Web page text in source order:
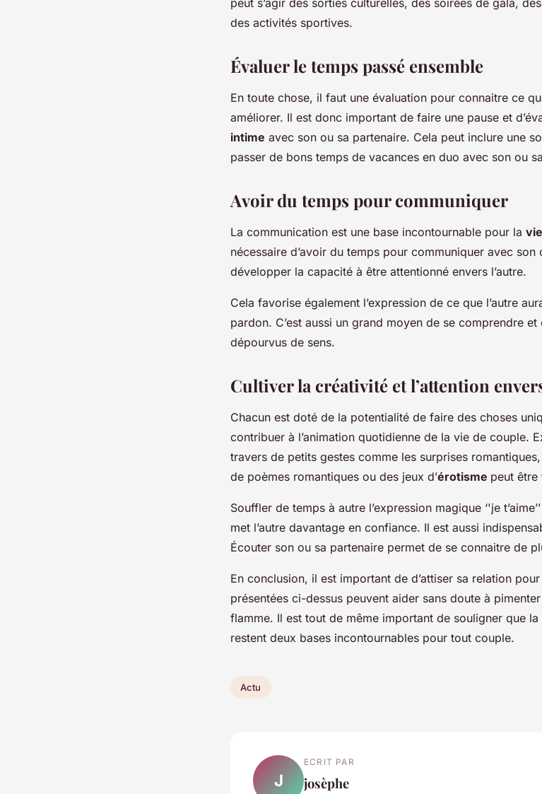
peut s’agir des sorties culturelles, des soirées de gala,
des activités sportives.
Évaluer le temps passé ensemble
En toute chose, il faut une évaluation pour connaitre ce
améliorer. Il est donc important de faire une pause et
intime avec son ou sa partenaire. Cela peut inclure une
passer de bons temps de vacances en duo avec son ou
Avoir du temps pour communiquer
La communication est une base incontournable pour la
nécessaire d’avoir du temps pour communiquer avec
développer la capacité à être attentionné envers l’autre.
Cela favorise également l’expression de ce que l’autre
pardon. C’est aussi un grand moyen de se comprendre
dépourvus de sens.
Cultiver la créativité et l’attention
Chacun est doté de la potentialité de faire des choses
contribuer à l’animation quotidienne de la vie de couple.
travers de petits gestes comme les surprises
de poèmes romantiques ou des jeux d’érotisme peut être
Souffler de temps à autre l’expression magique ‘'je
met l’autre davantage en confiance. Il est aussi
Écouter son ou sa partenaire permet de se connaitre de
En conclusion, il est important de d’attiser sa relation
présentées ci-dessus peuvent aider sans doute à
flamme. Il est tout de même important de souligner que
restent deux bases incontournables pour tout couple.
Actu
J
ECRIT PAR
josèphe